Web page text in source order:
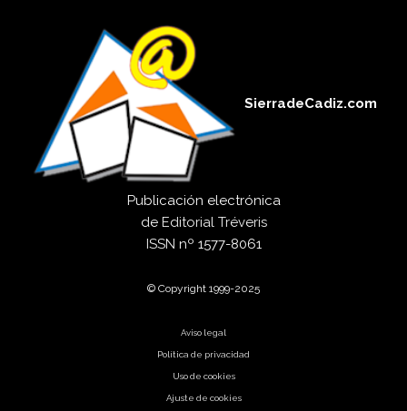
SierradeCadiz.com
Publicación electrónica
de Editorial Tréveris
ISSN nº 1577-8061
© Copyright 1999-2025
Aviso legal
Política de privacidad
Uso de cookies
Ajuste de cookies